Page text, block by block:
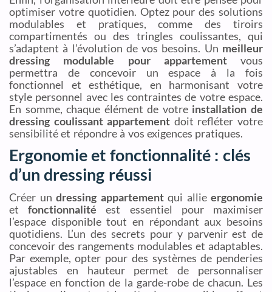
optimiser votre quotidien. Optez pour des solutions
modulables et pratiques, comme des tiroirs
compartimentés ou des tringles coulissantes, qui
s’adaptent à l’évolution de vos besoins. Un meilleur
dressing modulable pour appartementvous
permettra de concevoir un espace à la fois
fonctionnel et esthétique, en harmonisant votre
style personnel avec les contraintes de votre espace.
En somme, chaque élément de votre installation de
dressing coulissant appartement doit refléter votre
sensibilité et répondre à vos exigences pratiques.
Ergonomie et fonctionnalité : clés
d’un dressing réussi
Créer un dressing appartementqui allie ergonomie
etfonctionnalité est essentiel pour maximiser
l’espace disponible tout en répondant aux besoins
quotidiens. L’un des secrets pour y parvenir est de
concevoir des rangements modulables et adaptables.
Par exemple, opter pour des systèmes de penderies
ajustables en hauteur permet de personnaliser
l’espace en fonction de la garde-robe de chacun. Les